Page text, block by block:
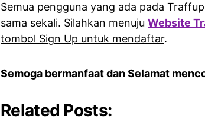
Semua pengguna yang ada pada
sama sekali. Silahkan menuju Website
tombol Sign Up untuk mendaftar.
Semoga bermanfaat dan Selamat
Related Posts: